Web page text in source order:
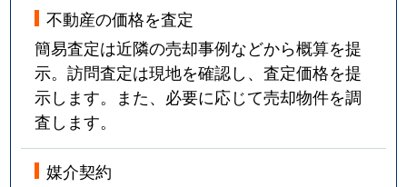
不動産の価格を査定
簡易査定は近隣の売却事例などから概算を提
示。訪問査定は現地を確認し、査定価格を提
示します。また、必要に応じて売却物件を調
査します。
媒介契約